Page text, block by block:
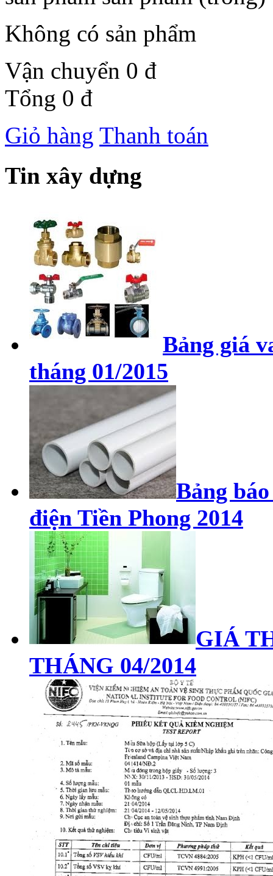
Không có sản phẩm
Vận chuyển 0 đ
Tổng 0 đ
Giỏ hàng Thanh toán
Tin xây dựng
Bảng giá
tháng 01/2015
Bảng
điện Tiền Phong 2014
GIÁ
THÁNG 04/2014